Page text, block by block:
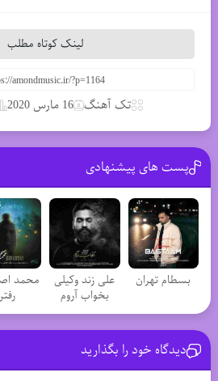
لینک کوتاه مطلب
تک آهنگ 16 مارس 2020
پست های پیشنهادی
بسطام تهران
علی زند وکیلی
بخواب آروم
محمد
دیدگاه خود را بگذارید